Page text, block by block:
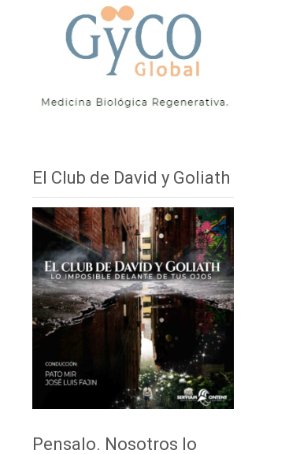
El Club de David y Goliath
Pensalo. Nosotros lo